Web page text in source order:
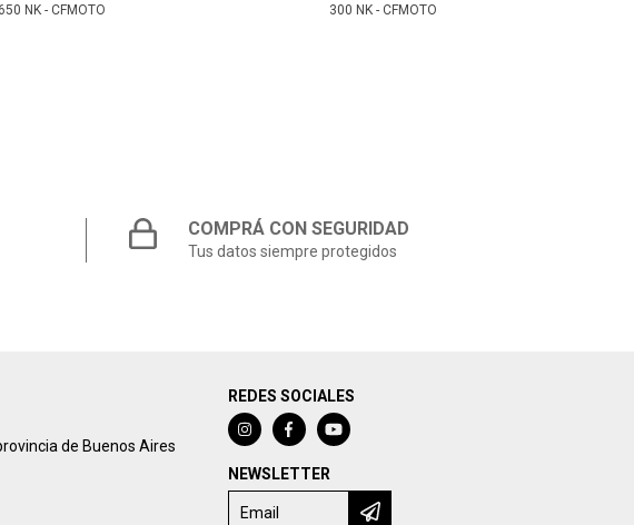
650 NK - CFMOTO 300 NK - CFMOTO
COMPRÁ CON SEGURIDAD
Tus datos siempre protegidos
de Buenos Aires
REDES SOCIALES
NEWSLETTER